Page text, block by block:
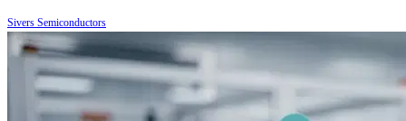
Sivers Semiconductors